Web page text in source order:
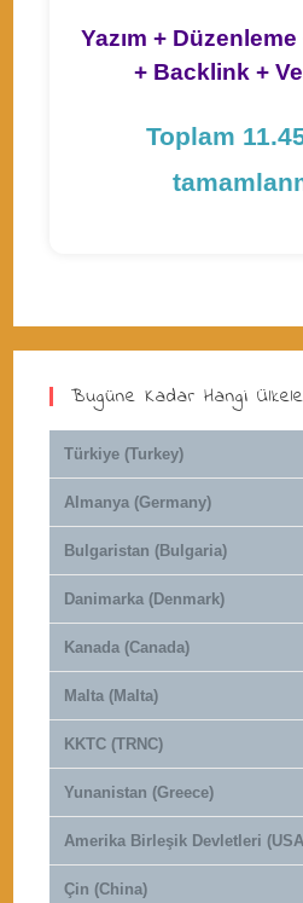
Yazım + Düzenleme
+ Backlink +
Toplam
Bugüne Kadar Hangi
Türkiye (Turkey)
Almanya (Germany)
Bulgaristan (Bulgaria)
Danimarka (Denmark)
Kanada (Canada)
Malta (Malta)
KKTC (TRNC)
Yunanistan (Greece)
Amerika Birleşik Devletleri
Çin (China)